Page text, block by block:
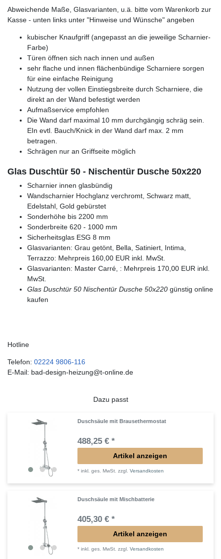
Abweichende Maße, Glasvarianten, u.ä. bitte vom Warenkorb zur
Kasse - unten links unter "Hinweise und Wünsche" angeben
kubischer Knaufgriff (angepasst an die jeweilige Scharnier-
Farbe)
Türen öffnen sich nach innen und außen
sehr flache und innen flächenbündige Scharniere sorgen
für eine einfache Reinigung
Nutzung der vollen Einstiegsbreite durch Scharniere, die
direkt an der Wand befestigt werden
Aufmaßservice empfohlen
Die Wand darf maximal 10 mm durchgängig schräg sein.
EIn evtl. Bauch/Knick in der Wand darf max. 2 mm
betragen.
Schrägen nur an Griffseite möglich
Glas Duschtür 50 - Nischentür Dusche 50x220
Scharnier innen glasbündig
Wandscharnier Hochglanz verchromt, Schwarz matt,
Edelstahl, Gold gebürstet
Sonderhöhe bis 2200 mm
Sonderbreite 620 - 1000 mm
Sicherheitsglas ESG 8 mm
Glasvarianten: Grau getönt, Bella, Satiniert, Intima,
Terrazzo: Mehrpreis 160,00 EUR inkl. MwSt.
Glasvarianten: Master Carré, : Mehrpreis 170,00 EUR inkl.
MwSt.
Glas Duschtür 50 Nischentür Dusche 50x220 günstig online
kaufen
Hotline
Telefon: 02224 9806-116
E-Mail: bad-design-heizung@t-online.de
Dazu passt
Duschsäule mit Brausethermostat
488,25 € *
Artikel anzeigen
*inkl. ges. MwSt. zzgl.Versandkosten
Duschsäule mit Mischbatterie
405,30 € *
Artikel anzeigen
*inkl. ges. MwSt. zzgl.Versandkosten